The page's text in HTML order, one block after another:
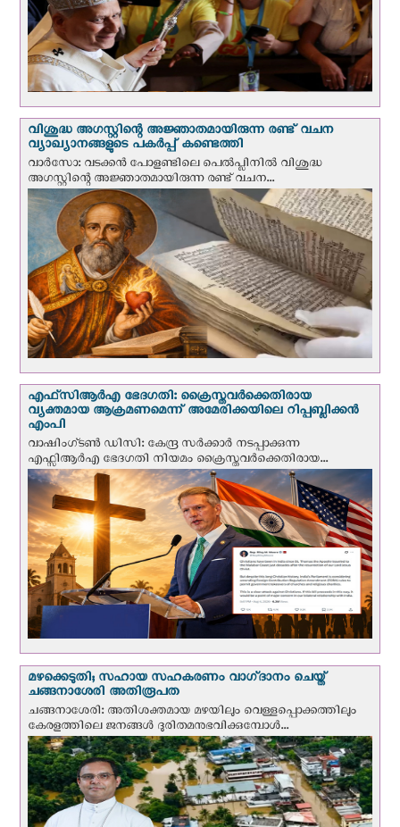
വിശുദ്ധ അഗസ്റ്റിന്റെ അജ്ഞാതമായിരുന്ന രണ്ട് വചന
വ്യാഖ്യാനങ്ങളുടെ പകര്‍പ്പ് കണ്ടെത്തി
വാര്‍സോ: വടക്കൻ പോളണ്ടിലെ പെൽപ്ലിനില്‍ വിശുദ്ധ
അഗസ്റ്റിന്റെ അജ്ഞാതമായിരുന്ന രണ്ട് വചന...
എഫ്‌സി‌ആര്‍‌എ ഭേദഗതി: ക്രൈസ്തവർക്കെതിരായ
വ്യക്തമായ ആക്രമണമെന്ന് അമേരിക്കയിലെ റിപ്പബ്ലിക്കൻ
എംപി
വാഷിംഗ്ടണ്‍ ഡി‌സി: കേന്ദ്ര സർക്കാർ നടപ്പാക്കുന്ന
എഫ്സിആർഎ ഭേദഗതി നിയമം ക്രൈസ്തവർക്കെതിരായ...
മഴക്കെടുതി; സഹായ സഹകരണം വാഗ്‌ദാനം ചെയ്ത്
ചങ്ങനാശേരി അതിരൂപത
ചങ്ങനാശേരി: അതിശക്തമായ മഴയിലും വെള്ളപ്പൊക്കത്തിലും
കേരളത്തിലെ ജനങ്ങൾ ദുരിതമനുഭവിക്കുമ്പോൾ...